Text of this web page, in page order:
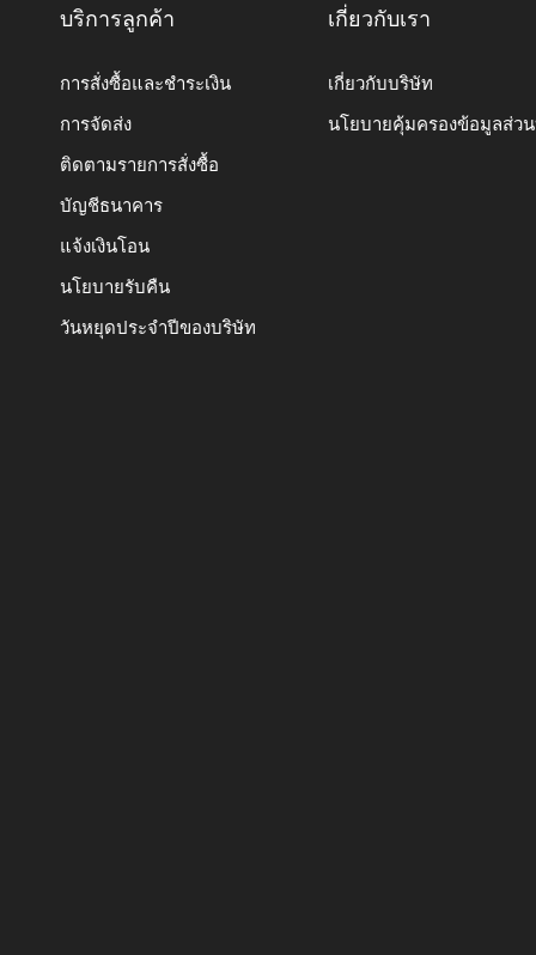
บริการลูกค้า
การสั่งซื้อและชำระเงิน
การจัดส่ง
ติดตามรายการสั่งซื้อ
บัญชีธนาคาร
แจ้งเงินโอน
นโยบายรับคืน
วันหยุดประจำปีของบริษัท
เกี่ยวกับเรา
เกี่ยวกับบริษัท
นโยบายคุ้มครองข้อมูลส่ว